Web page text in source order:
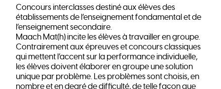
Concours interclasses destiné aux élèves des
établissements de l’enseignement fondamental et de
l’enseignement secondaire.
Maach Mat(h) incite les élèves à travailler en groupe.
Contrairement aux épreuves et concours classiques
qui mettent l’accent sur la performance individuelle,
les élèves doivent élaborer en groupe une solution
unique par problème. Les problèmes sont choisis, en
nombre et en degré de difficulté, de telle façon que